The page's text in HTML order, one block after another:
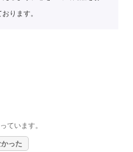
ります。
ています。
った